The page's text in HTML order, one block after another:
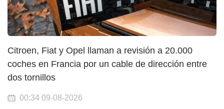
Citroen, Fiat y Opel llaman a revisión a 20.000
coches en Francia por un cable de dirección entre
dos tornillos
00:34 09-08-2026